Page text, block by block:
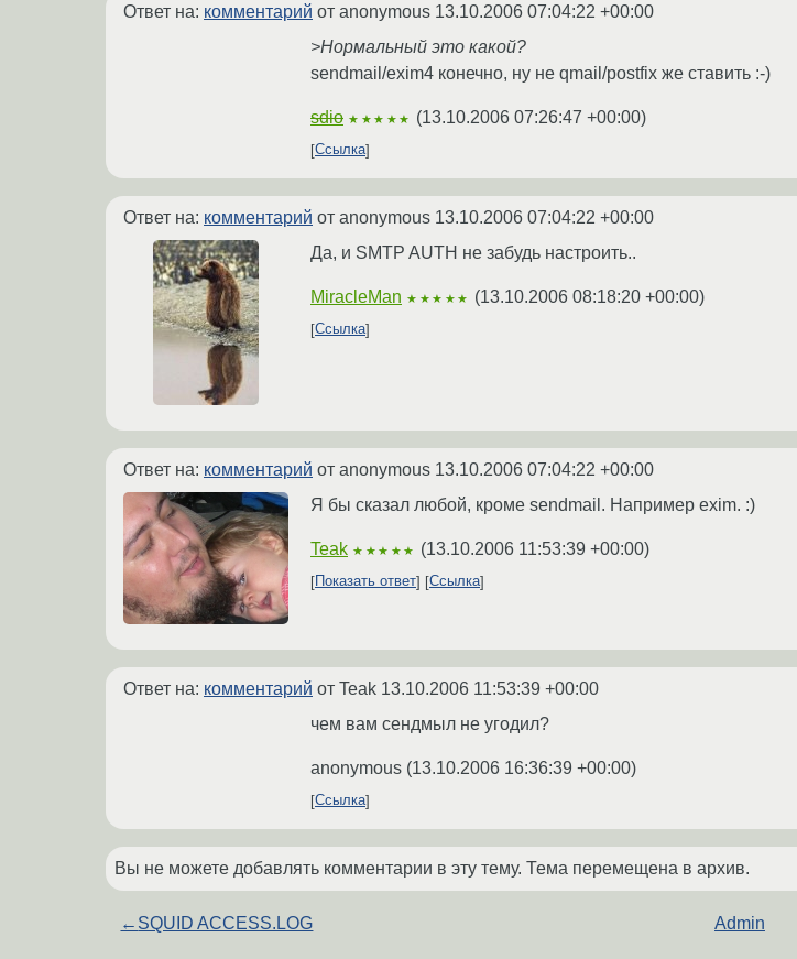
Ответ на: комментарий от anonymous 13.10.2006 07:04:22 +00:00
>Нормальный это какой?
sendmail/exim4 конечно, ну не qmail/postfix же ставить :-)
sdio ★★★★★ (13.10.2006 07:26:47 +00:00)
Ссылка
Ответ на: комментарий от anonymous 13.10.2006 07:04:22 +00:00
Да, и SMTP AUTH не забудь настроить..
MiracleMan ★★★★★ (13.10.2006 08:18:20 +00:00)
Ссылка
Ответ на: комментарий от anonymous 13.10.2006 07:04:22 +00:00
Я бы сказал любой, кроме sendmail. Например exim. :)
Teak ★★★★★ (13.10.2006 11:53:39 +00:00)
Показать ответ Ссылка
Ответ на: комментарий от Teak 13.10.2006 11:53:39 +00:00
чем вам сендмыл не угодил?
anonymous (13.10.2006 16:36:39 +00:00)
Ссылка
Вы не можете добавлять комментарии в эту тему. Тема перемещена в архив.
← SQUID ACCESS.LOG Admin